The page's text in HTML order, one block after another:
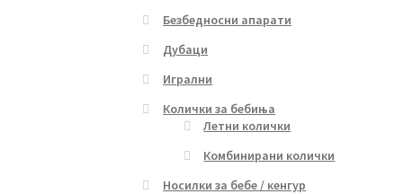
Безбедносни апарати
Дубаци
Игрални
Колички за бебиња
Летни колички
Комбинирани колички
Носилки за бебе / кенгур